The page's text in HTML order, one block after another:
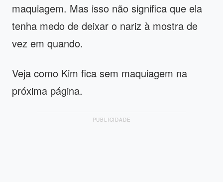
maquiagem. Mas isso não significa que ela
tenha medo de deixar o nariz à mostra de
vez em quando.
Veja como Kim fica sem maquiagem na
próxima página.
PUBLICIDADE